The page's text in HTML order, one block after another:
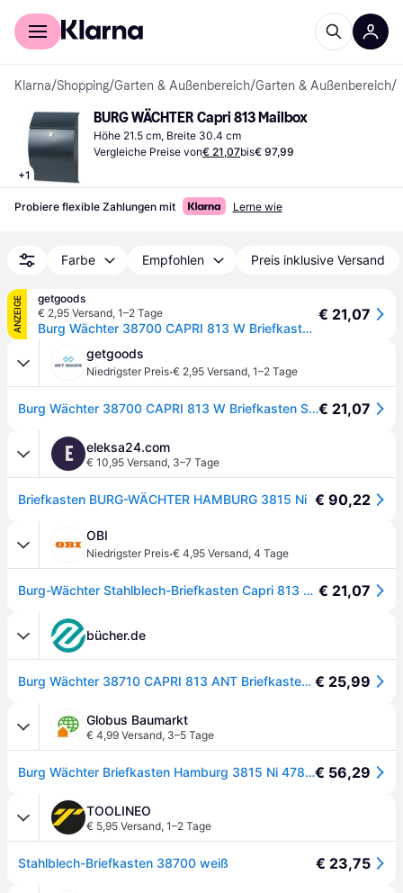
Für Shopper
Klarna/Shopping/Garten & Außenbereich/Garten & Außenbereich/
+1
BURG WÄCHTER Capri 813 Mailbox
Höhe 21.5 cm, Breite 30.4 cm
Vergleiche Preise von€ 21,07bis€ 97,99
Probiere flexible Zahlungen mit Lerne wie
Farbe Empfohlen Preis inklusive Versand
ANZEIGE
getgoods
€ 2,95 Versand, 1–2 Tage
Burg Wächter 38700 CAPRI 813 W Briefkasten Stahlblech Weiß Schlüsselschloss
€ 21,07
getgoods
Niedrigster Preis·€ 2,95 Versand, 1–2 Tage
Burg Wächter 38700 CAPRI 813 W Briefkasten Stahlblech Weiß Schlüsselschloss€ 21,07
E eleksa24.com
€ 10,95 Versand, 3–7 Tage
Briefkasten BURG-WÄCHTER HAMBURG 3815 Ni € 90,22
OBI
Niedrigster Preis·€ 4,95 Versand, 4 Tage
Burg-Wächter Stahlblech-Briefkasten Capri 813 Weiß € 21,07
bücher.de
Burg Wächter 38710 CAPRI 813 ANT Briefkasten Stahlblech Anthrazit Schlüsselschloss € 25,99
Globus Baumarkt
€ 4,99 Versand, 3–5 Tage
Burg Wächter Briefkasten Hamburg 3815 Ni 478 x 32.2 x 15.2 cm - Transparent€ 56,29
TOOLINEO
€ 5,95 Versand, 1–2 Tage
Stahlblech-Briefkasten 38700 weiß € 23,75